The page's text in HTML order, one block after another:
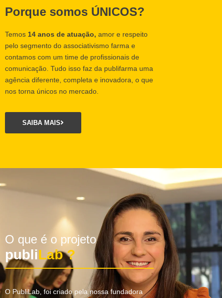
Porque somos ÚNICOS?
Temos 14 anos de atuação, amor e respeito
pelo segmento do associativismo farma e
contamos com um time de profissionais de
comunicação. Tudo isso faz da publifarma uma
agência diferente, completa e inovadora, o que
nos torna únicos no mercado.
SAIBA MAIS
O que é o projeto
publiLab ?
O PubliLab, foi criado pela nossa fundadora